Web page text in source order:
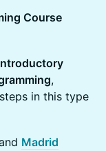
Course
,
in this type
Madrid